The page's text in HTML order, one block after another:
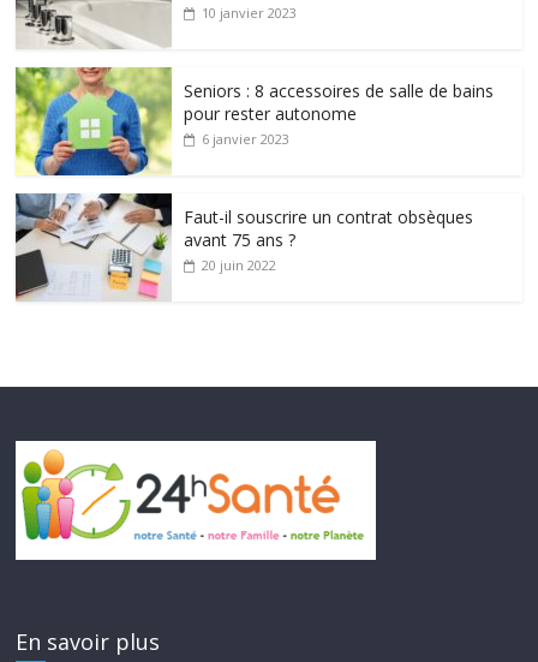
10 janvier 2023
Seniors : 8 accessoires de salle de bains
pour rester autonome
6 janvier 2023
Faut-il souscrire un contrat obsèques
avant 75 ans ?
20 juin 2022
En savoir plus